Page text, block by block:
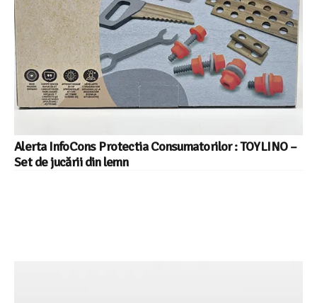
Alerta InfoCons Protectia Consumatorilor : TOYLINO –
Set de jucării din lemn